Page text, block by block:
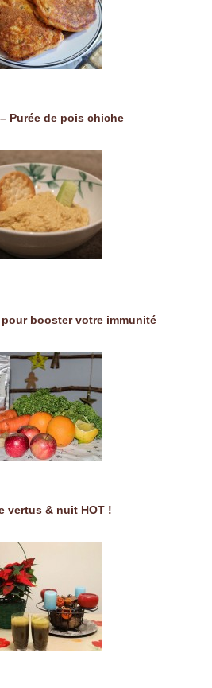
Purée de pois chiche
booster votre immunité
vertus & nuit HOT !